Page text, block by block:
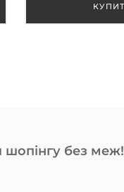
без меж!